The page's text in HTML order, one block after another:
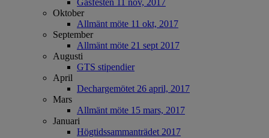
Oktober
Allmänt möte 11 okt, 2017
September
Allmänt möte 21 sept 2017
Augusti
GTS stipendier
April
Dechargemötet 26 april, 2017
Mars
Allmänt möte 15 mars, 2017
Januari
Högtidssammanträdet 2017